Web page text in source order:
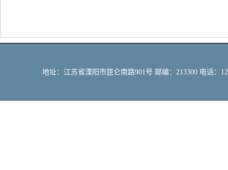
地址：江苏省溧阳市昆仑南路901号 邮编：213300 电话：